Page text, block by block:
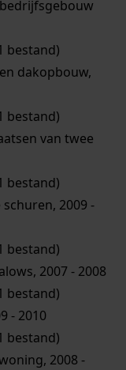
bestand)
dakopbouw,
bestand)
van twee
bestand)
2009 -
bestand)
2007 - 2008
bestand)
- 2010
bestand)
2008 -